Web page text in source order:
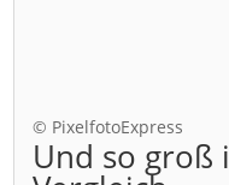
© PixelfotoExpress
Und so groß